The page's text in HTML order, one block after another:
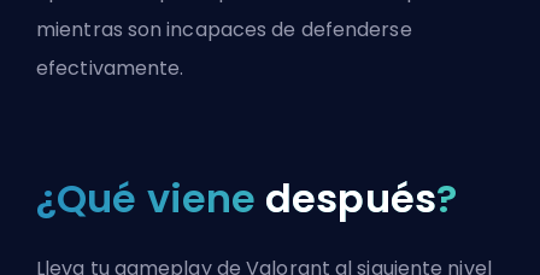
mientras son incapaces de defenderse
efectivamente.
¿Qué viene después?
Lleva tu gameplay de Valorant al siguiente nivel